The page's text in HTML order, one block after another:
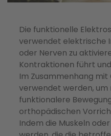
Die funktionelle
verwendet elektrische
oder Nerven zu
Kontraktionen führt
Im Zusammenhang mit
verwendet werden,
funktionalere
orthopädischen
Indem die Muskeln